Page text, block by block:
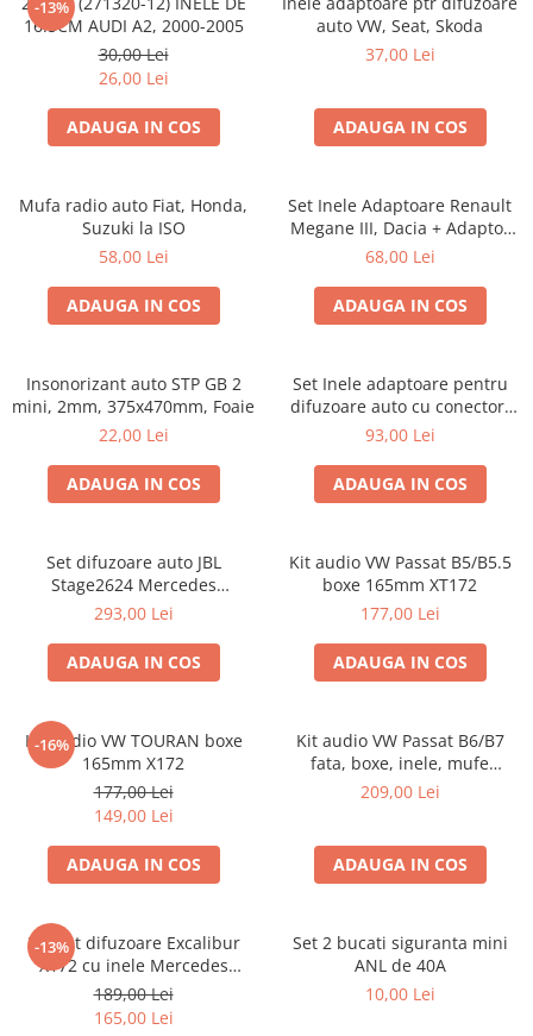
-13%
16.5CM AUDI A2, 2000-2005
30,00 Lei
26,00 Lei
ADAUGA IN COS
auto VW, Seat, Skoda
37,00 Lei
ADAUGA IN COS
Mufa radio auto Fiat, Honda,
Suzuki la ISO
58,00 Lei
ADAUGA IN COS
Set Inele Adaptoare Renault
Megane III, Dacia + Adaptor
conector difuzor
68,00 Lei
ADAUGA IN COS
Insonorizant auto STP GB 2
mini, 2mm, 375x470mm, Foaie
22,00 Lei
ADAUGA IN COS
Set Inele adaptoare pentru
difuzoare auto cu conectori
VW Passat B6 fata
93,00 Lei
ADAUGA IN COS
Set difuzoare auto JBL
Stage2624 Mercedes
Vito/Viano, VW Crafter
293,00 Lei
ADAUGA IN COS
Kit audio VW Passat B5/B5.5
boxe 165mm XT172
177,00 Lei
ADAUGA IN COS
-16%
Kit audio VW TOURAN boxe
165mm X172
177,00 Lei
149,00 Lei
ADAUGA IN COS
Kit audio VW Passat B6/B7
fata, boxe, inele, mufe
adaptoare Excalibur X172
209,00 Lei
ADAUGA IN COS
-13%
Pachet difuzoare Excalibur
X172 cu inele Mercedes
Vito/Viano W639, VW Crafter
189,00 Lei
165,00 Lei
Set 2 bucati siguranta mini
ANL de 40A
10,00 Lei